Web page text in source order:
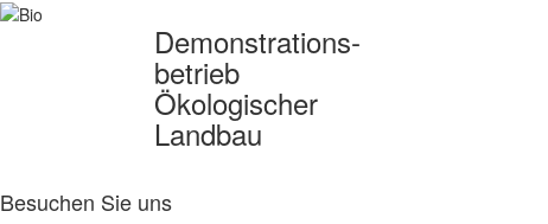
Demonstrations­
betrieb
Ökologischer
Landbau
Besuchen Sie uns